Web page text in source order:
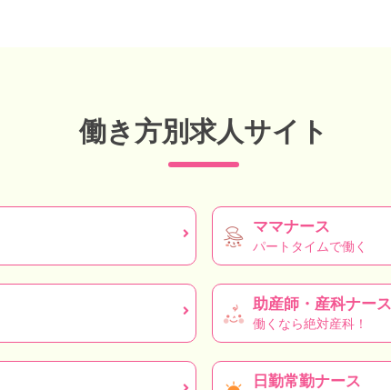
働き方別求人サイト
ママナース
パートタイムで働く
助産師・産科ナース
働くなら絶対産科！
日勤常勤ナース